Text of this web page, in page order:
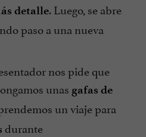
detalle. Luego, se abre
paso a una nueva
nos pide que
unas gafas de
un viaje para
durante